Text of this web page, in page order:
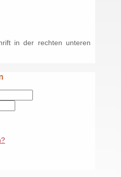
in der rechten unteren